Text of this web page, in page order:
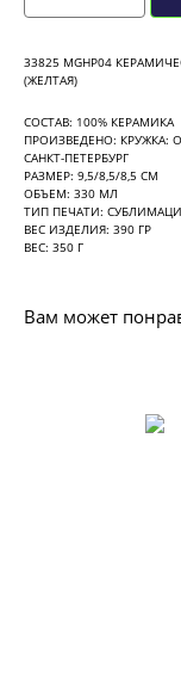
33825 MGHP04
(ЖЕЛТАЯ)
СОСТАВ: 100% КЕРАМИКА
ПРОИЗВЕДЕНО: КРУЖКА:
САНКТ-ПЕТЕРБУРГ
РАЗМЕР: 9,5/8,5/8,5 СМ
ОБЪЕМ: 330 МЛ
ТИП ПЕЧАТИ:
ВЕС ИЗДЕЛИЯ: 390 ГР
ВЕС: 350 Г
Вам может